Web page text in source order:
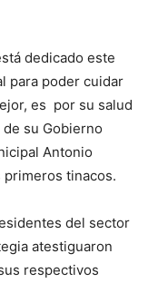
dedicado este
para poder cuidar
es por su salud
su Gobierno
Antonio
primeros tinacos.
del sector
atestiguaron
respectivos